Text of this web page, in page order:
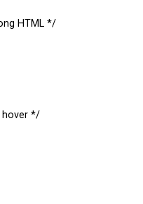
HTML */
hover */